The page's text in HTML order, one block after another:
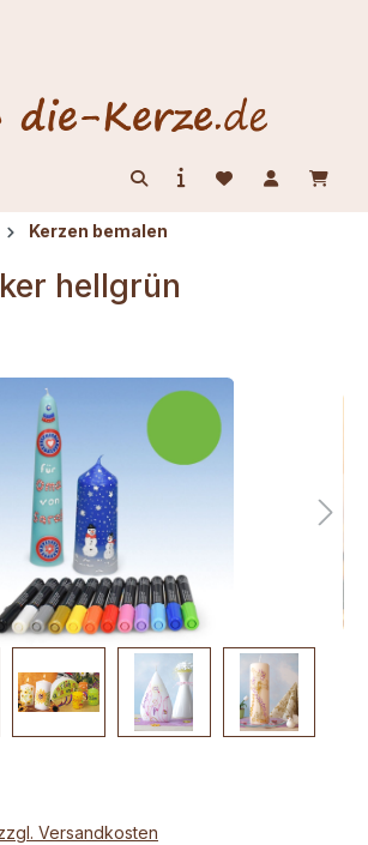
Kerzen bemalen
hellgrün
Versandkosten